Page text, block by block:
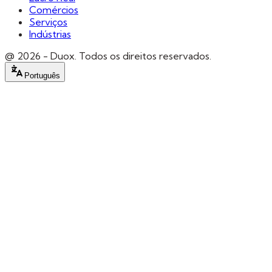
Comércios
Serviços
Indústrias
@ 2026 - Duox. Todos os direitos reservados.
Português